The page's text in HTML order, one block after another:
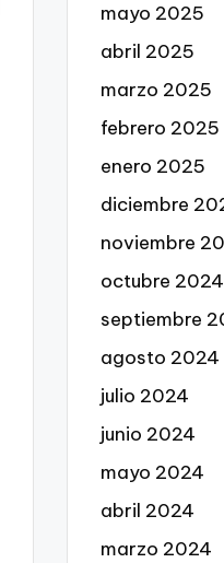
mayo 2025
abril 2025
marzo 2025
febrero 2025
enero 2025
diciembre
noviembre
octubre 2024
septiembre
agosto 2024
julio 2024
junio 2024
mayo 2024
abril 2024
marzo 2024